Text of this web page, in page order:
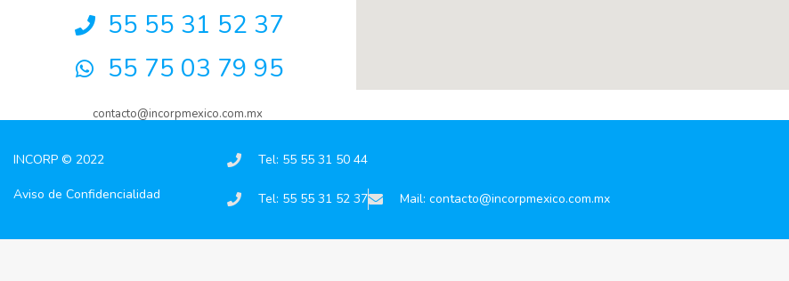
55 55 31 52 37
55 75 03 79 95
contacto@incorpmexico.com.mx
INCORP © 2022
Aviso de Confidencialidad
Tel: 55 55 31 50 44
Tel: 55 55 31 52 37 Mail: contacto@incorpmexico.com.mx